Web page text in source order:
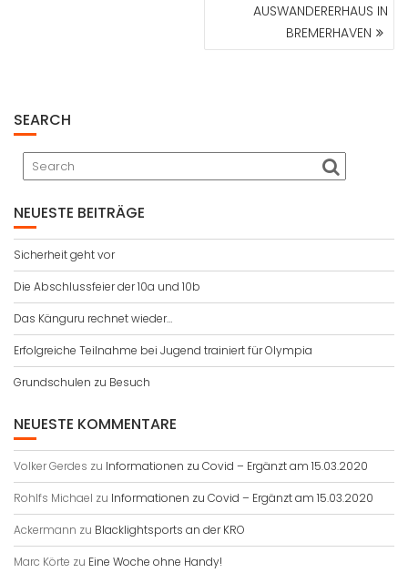
AUSWANDERERHAUS IN
BREMERHAVEN
SEARCH
NEUESTE BEITRÄGE
Sicherheit geht vor
Die Abschlussfeier der 10a und 10b
Das Känguru rechnet wieder…
Erfolgreiche Teilnahme bei Jugend trainiert für Olympia
Grundschulen zu Besuch
NEUESTE KOMMENTARE
Volker Gerdes zu Informationen zu Covid – Ergänzt am 15.03.2020
Rohlfs Michael zu Informationen zu Covid – Ergänzt am 15.03.2020
Ackermann zu Blacklightsports an der KRO
Marc Körte zu Eine Woche ohne Handy!